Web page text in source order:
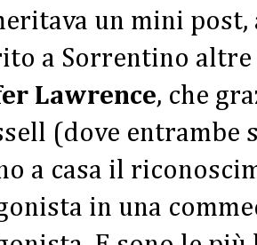
un mini
a Sorrentino altre
Lawrence, che
(dove
a casa il
in una